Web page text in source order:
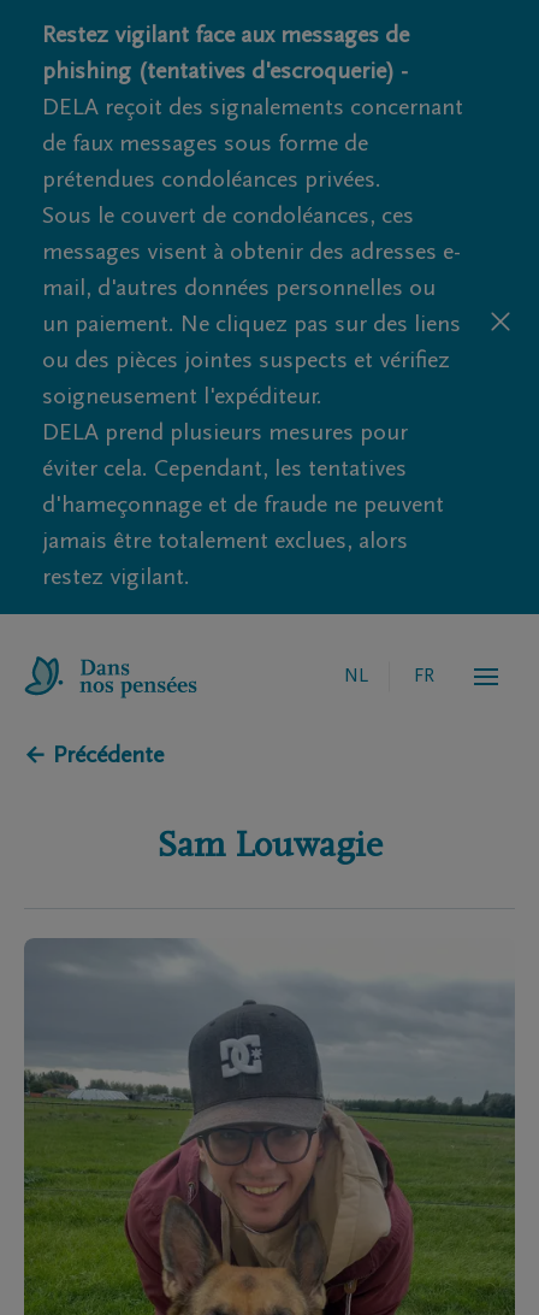
Restez vigilant face aux messages de
phishing (tentatives d'escroquerie) -
DELA reçoit des signalements concernant
de faux messages sous forme de
prétendues condoléances privées.
Sous le couvert de condoléances, ces
messages visent à obtenir des adresses e-
mail, d'autres données personnelles ou
un paiement. Ne cliquez pas sur des liens
ou des pièces jointes suspects et vérifiez
soigneusement l'expéditeur.
DELA prend plusieurs mesures pour
éviter cela. Cependant, les tentatives
d'hameçonnage et de fraude ne peuvent
jamais être totalement exclues, alors
restez vigilant.
NL FR
← Précédente
Sam Louwagie